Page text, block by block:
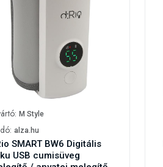
M Style
alza.hu
SMART BW6 Digitális
USB cumisüveg